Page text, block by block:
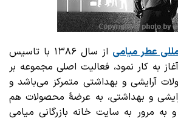
عطر میامی
از سال ۱۳۸۶ با تاسیس
به کار نمود، فعالیت اصلی مجموعه بر
آرایشی و بهداشتی متمرکز می‌باشد و
و بهداشتی، به عرضهٔ محصولات هم
و به مرور به سایت خانه بازرگانی میامی